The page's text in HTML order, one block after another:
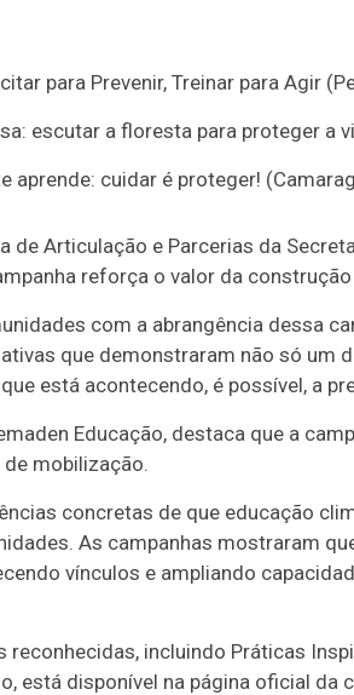
para Prevenir, Treinar para Agir
escutar a floresta para proteger a
aprende: cuidar é proteger!
de Articulação e Parcerias da
reforça o valor da
com a abrangência dessa
que demonstraram não só um
está acontecendo, é possível, a
Educação, destaca que a
mobilização.
concretas de que educação
As campanhas mostraram
vínculos e ampliando
incluindo Práticas
está disponível na página oficial da